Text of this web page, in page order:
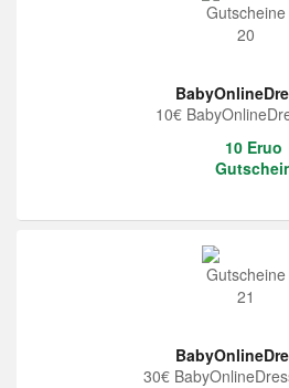
10€
10 Eruo
30€